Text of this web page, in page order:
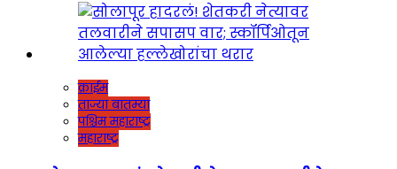
क्राईम
ताज्या बातम्या
पश्चिम महाराष्ट्र
महाराष्ट्र